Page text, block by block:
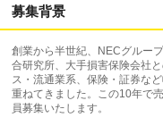
募集背景
創業から半世紀、NECグルー
合研究所、大手損害保険会社
ス・流通業系、保険・証券な
重ねてきました。この10年で
員募集いたします。